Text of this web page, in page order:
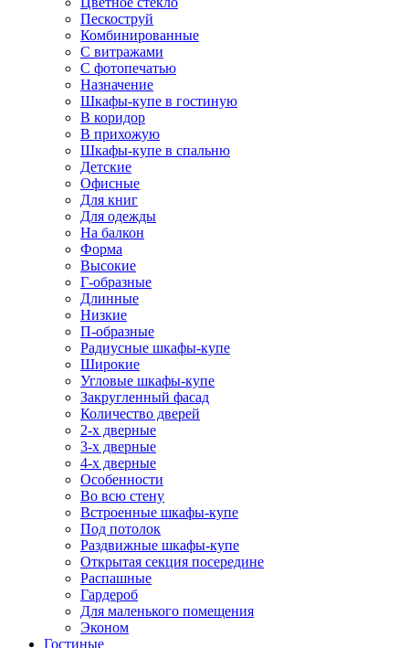
Пескоструй
Комбинированные
С витражами
С фотопечатью
Назначение
Шкафы-купе в гостиную
В коридор
В прихожую
Шкафы-купе в спальню
Детские
Офисные
Для книг
Для одежды
На балкон
Форма
Высокие
Г-образные
Длинные
Низкие
П-образные
Радиусные шкафы-купе
Широкие
Угловые шкафы-купе
Закругленный фасад
Количество дверей
2-х дверные
3-х дверные
4-х дверные
Особенности
Во всю стену
Встроенные шкафы-купе
Под потолок
Раздвижные шкафы-купе
Открытая секция посередине
Распашные
Гардероб
Для маленького помещения
Эконом
Гостиные